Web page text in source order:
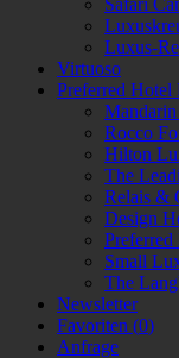
Safari
Luxus-
Virtuoso
Preferred Hotel
Rocco
Hilton
The
Relais &
Design
Small
The
Newsletter
Favoriten (0)
Anfrage